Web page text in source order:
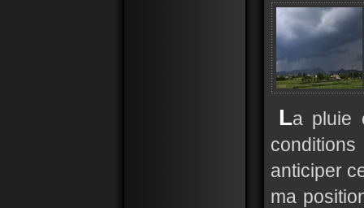
La pluie
anticiper
ma